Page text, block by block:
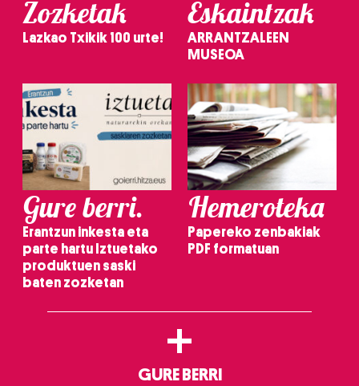
Zozketak
Lazkao Txikik 100 urte!
Eskaintzak
ARRANTZALEEN
MUSEOA
Gure berri.
Erantzun inkesta eta
parte hartu Iztuetako
produktuen saski
baten zozketan
Hemeroteka
Papereko zenbakiak
PDF formatuan
+
GURE BERRI